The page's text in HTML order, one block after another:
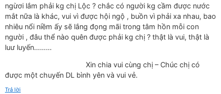
ngừơi lắm phải kg chị Lộc ? chắc có người kg cầm được nước
mắt nữa là khác, vui vì được hội ngộ , buồn vì phải xa nhau, bao
nhiêu nổi niềm ấy sẽ lắng đọng mãi trong tâm hồn mỗi con
người , đâu thể nào quên được phải kg chị ? thật là vui, thật là
luư luyến………
Xin chia vui cùng chị – Chúc chị có
được một chuyến DL bình yên và vui vẻ.
Trả lời